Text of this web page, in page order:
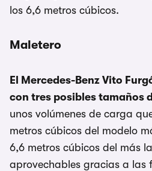
los 6,6 metros cúbicos.
Maletero
El Mercedes-Benz Vito
con tres posibles tamaños
unos volúmenes de carga
metros cúbicos del modelo
6,6 metros cúbicos del más
aprovechables gracias a las